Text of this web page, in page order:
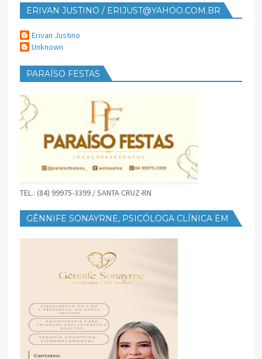
ERIVAN JUSTINO / ERIJUST@YAHOO.COM.BR
Erivan Justino
Unknown
PARAÍSO FESTAS
TEL.: (84) 99975-3399 / SANTA CRUZ-RN
GÊNNIFE SONAYRNE, PSICÓLOGA CLÍNICA EM